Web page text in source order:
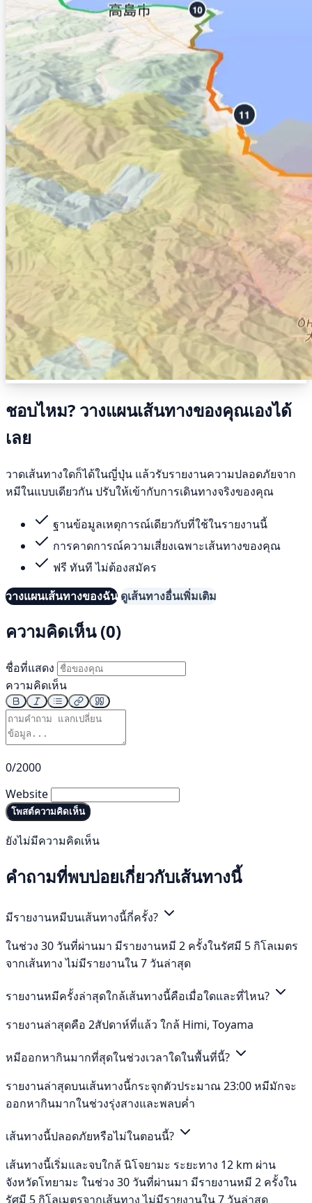
ชอบไหม? วางแผนเส้นทางของคุณเองได้
เลย
วาดเส้นทางใดก็ได้ในญี่ปุ่น แล้วรับรายงานความปลอดภัยจาก
หมีในแบบเดียวกัน ปรับให้เข้ากับการเดินทางจริงของคุณ
ฐานข้อมูลเหตุการณ์เดียวกับที่ใช้ในรายงานนี้
การคาดการณ์ความเสี่ยงเฉพาะเส้นทางของคุณ
ฟรี ทันที ไม่ต้องสมัคร
วางแผนเส้นทางของฉัน ดูเส้นทางอื่นเพิ่มเติม
ความคิดเห็น (0)
ชื่อที่แสดง
ความคิดเห็น
0/2000
Website
โพสต์ความคิดเห็น
ยังไม่มีความคิดเห็น
คำถามที่พบบ่อยเกี่ยวกับเส้นทางนี้
มีรายงานหมีบนเส้นทางนี้กี่ครั้ง?
ในช่วง 30 วันที่ผ่านมา มีรายงานหมี 2 ครั้งในรัศมี 5 กิโลเมตร
จากเส้นทาง ไม่มีรายงานใน 7 วันล่าสุด
รายงานหมีครั้งล่าสุดใกล้เส้นทางนี้คือเมื่อใดและที่ไหน?
รายงานล่าสุดคือ 2สัปดาห์ที่แล้ว ใกล้ Himi, Toyama
หมีออกหากินมากที่สุดในช่วงเวลาใดในพื้นที่นี้?
รายงานล่าสุดบนเส้นทางนี้กระจุกตัวประมาณ 23:00 หมีมักจะ
ออกหากินมากในช่วงรุ่งสางและพลบค่ำ
เส้นทางนี้ปลอดภัยหรือไม่ในตอนนี้?
เส้นทางนี้เริ่มและจบใกล้ นิโจยามะ ระยะทาง 12 km ผ่าน
จังหวัดโทยามะ ในช่วง 30 วันที่ผ่านมา มีรายงานหมี 2 ครั้งใน
รัศมี 5 กิโลเมตรจากเส้นทาง ไม่มีรายงานใน 7 วันล่าสุด